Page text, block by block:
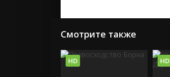
Смотрите также
HD HD